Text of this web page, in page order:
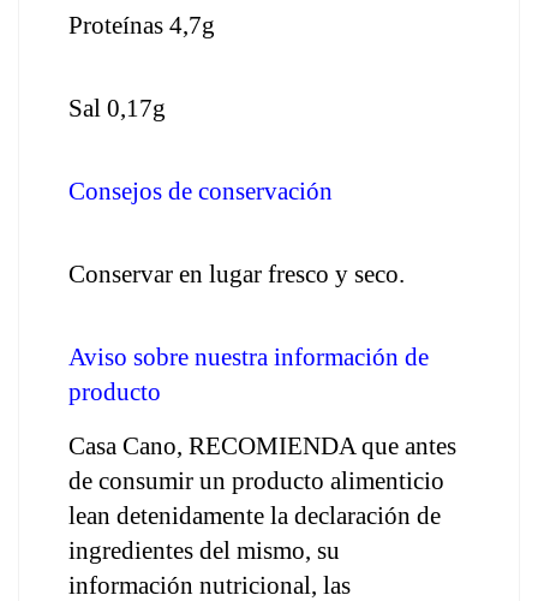
Proteínas 4,7g
Sal 0,17g
Consejos de conservación
Conservar en lugar fresco y seco.
Aviso sobre nuestra información de
producto
Casa Cano, RECOMIENDA que antes
de consumir un producto alimenticio
lean detenidamente la declaración de
ingredientes del mismo, su
información nutricional, las